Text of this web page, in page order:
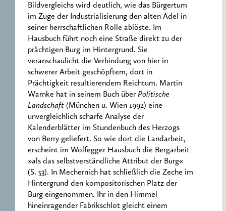
Bildvergleichs wird deutlich, wie das Bürgertum
im Zuge der Industrialisierung den alten Adel in
seiner herrschaftlichen Rolle ablöste. Im
Hausbuch führt noch eine Straße direkt zu der
prächtigen Burg im Hintergrund. Sie
veranschaulicht die Verbindung von hier in
schwerer Arbeit geschöpftem, dort in
Prächtigkeit resultierendem Reichtum. Martin
Warnke hat in seinem Buch über Politische
Landschaft (München u. Wien 1992) eine
unvergleichlich scharfe Analyse der
Kalenderblätter im Stundenbuch des Herzogs
von Berry geliefert. So wie dort die Landarbeit,
erscheint im Wolfegger Hausbuch die Bergarbeit
»als das selbstverständliche Attribut der Burg«
(S. 53). In Mechernich hat schließlich die Zeche im
Hintergrund den kompositorischen Platz der
Burg eingenommen. Ihr in den Himmel
hineinragender Fabrikschlot gleicht einem